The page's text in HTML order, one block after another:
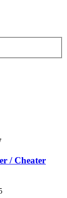
/ Cheater